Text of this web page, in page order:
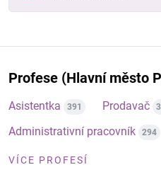
Profese (Hlavní město
Asistentka 391 Prodavač
Administrativní pracovník 294
VÍCE PROFESÍ